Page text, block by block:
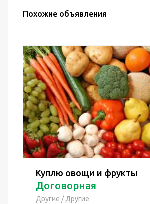
Похожие объявления
Куплю овощи и фрукты
Договорная
Другие /Другие